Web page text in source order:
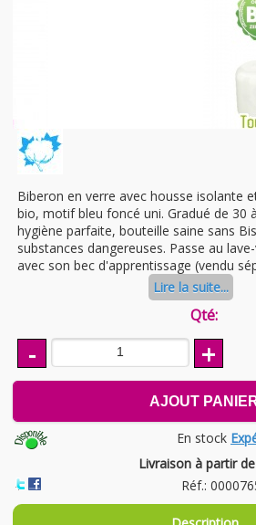
Biberon en verre avec housse isolante
bio, motif bleu foncé uni. Gradué de 30
hygiène parfaite, bouteille saine sans
substances dangereuses. Passe au
avec son bec d'apprentissage (vendu
Lire la suite...
Qté:
- +
AJOUT
En stock
Livraison à partir
Réf.: